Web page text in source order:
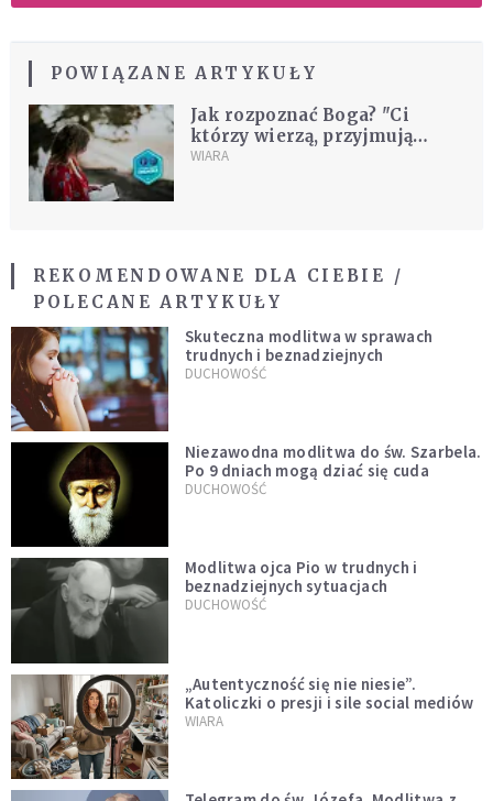
POWIĄZANE ARTYKUŁY
Jak rozpoznać Boga? "Ci
którzy wierzą, przyjmują
Jezusa z radością"
WIARA
REKOMENDOWANE DLA CIEBIE /
POLECANE ARTYKUŁY
Skuteczna modlitwa w sprawach
trudnych i beznadziejnych
DUCHOWOŚĆ
Niezawodna modlitwa do św. Szarbela.
Po 9 dniach mogą dziać się cuda
DUCHOWOŚĆ
Modlitwa ojca Pio w trudnych i
beznadziejnych sytuacjach
DUCHOWOŚĆ
„Autentyczność się nie niesie”.
Katoliczki o presji i sile social mediów
WIARA